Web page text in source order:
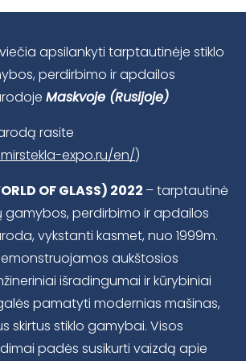
apsilankyti tarptautinėje stiklo
perdirbimo ir apdailos
Maskvoje (Rusijoje)
rasite
expo.ru/en/)
OF GLASS) 2022 – tarptautinė
gamybos, perdirbimo ir apdailos
vykstanti kasmet, nuo 1999m.
aukštosios
išradingumai ir kūrybiniai
pamatyti modernias mašinas,
skirtus stiklo gamybai. Visos
padės susikurti vaizdą apie